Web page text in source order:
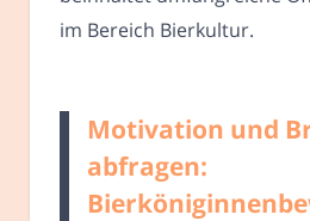
im Bereich Bierkultur.
Motivation und
abfragen: